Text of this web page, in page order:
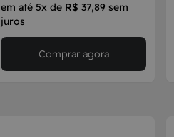
em até 5x de R$ 37,89 sem
juros
Comprar agora